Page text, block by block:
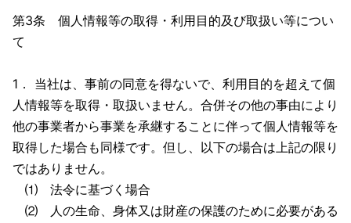
第3条 個人情報等の取得・利用目的及び取扱い等につい
て
1． 当社は、事前の同意を得ないで、利用目的を超えて個
人情報等を取得・取扱いません。合併その他の事由により
他の事業者から事業を承継することに伴って個人情報等を
取得した場合も同様です。但し、以下の場合は上記の限り
ではありません。
⑴ 法令に基づく場合
⑵ 人の生命、身体又は財産の保護のために必要がある